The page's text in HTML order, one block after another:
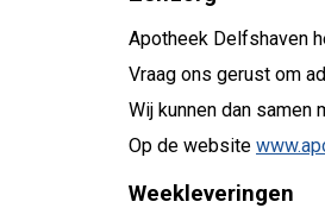
Apotheek Delfshaven
Vraag ons gerust om
Wij kunnen dan samen
Op de website
Weekleveringen